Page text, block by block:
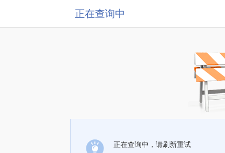
正在查询中
正在查询中，请刷新重试